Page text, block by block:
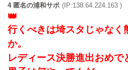
4 匿名の浦和サポ (IP:138.64.224.163 )
行くべきは埼スタじゃなく
か。
レディース決勝進出おめで